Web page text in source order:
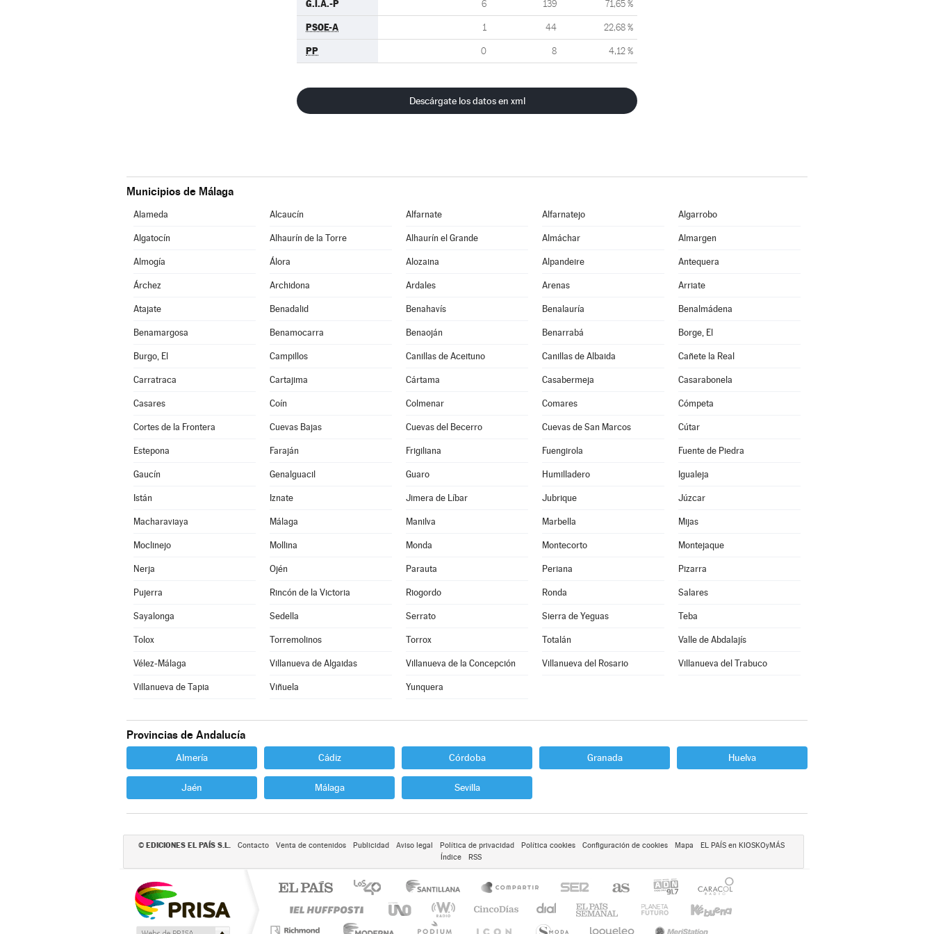
G.I.A.-P 6 139 71,65 %
PSOE-A 1 44 22,68 %
PP 0 8 4,12 %
Descárgate los datos en xml
Municipios de Málaga
Alameda Alcaucín Alfarnate Alfarnatejo Algarrobo
Algatocín Alhaurín de la Torre Alhaurín el Grande Almáchar Almargen
Almogía Álora Alozaina Alpandeire Antequera
Árchez Archidona Ardales Arenas Arriate
Atajate Benadalid Benahavís Benalauría Benalmádena
Benamargosa Benamocarra Benaoján Benarrabá Borge, El
Burgo, El Campillos Canillas de Aceituno Canillas de Albaida Cañete la Real
Carratraca Cartajima Cártama Casabermeja Casarabonela
Casares Coín Colmenar Comares Cómpeta
Cortes de la Frontera Cuevas Bajas Cuevas del Becerro Cuevas de San Marcos Cútar
Estepona Faraján Frigiliana Fuengirola Fuente de Piedra
Gaucín Genalguacil Guaro Humilladero Igualeja
Istán Iznate Jimera de Líbar Jubrique Júzcar
Macharaviaya Málaga Manilva Marbella Mijas
Moclinejo Mollina Monda Montecorto Montejaque
Nerja Ojén Parauta Periana Pizarra
Pujerra Rincón de la Victoria Riogordo Ronda Salares
Sayalonga Sedella Serrato Sierra de Yeguas Teba
Tolox Torremolinos Torrox Totalán Valle de Abdalajís
Vélez-Málaga Villanueva de Algaidas Villanueva de la Concepción Villanueva del Rosario Villanueva del Trabuco
Villanueva de Tapia Viñuela Yunquera
Provincias de Andalucía
Almería Cádiz Córdoba Granada Huelva
Jaén Málaga Sevilla
© EDICIONES EL PAÍS S.L. Contacto Venta de contenidos Publicidad Aviso legal Política de privacidad Política cookies Configuración de cookies Mapa
EL PAÍS en KIOSKOyMÁS
Índice
RSS